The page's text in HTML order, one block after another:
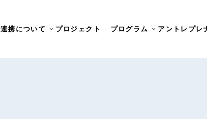
連携について プロジェクト プログラム アントレプレ